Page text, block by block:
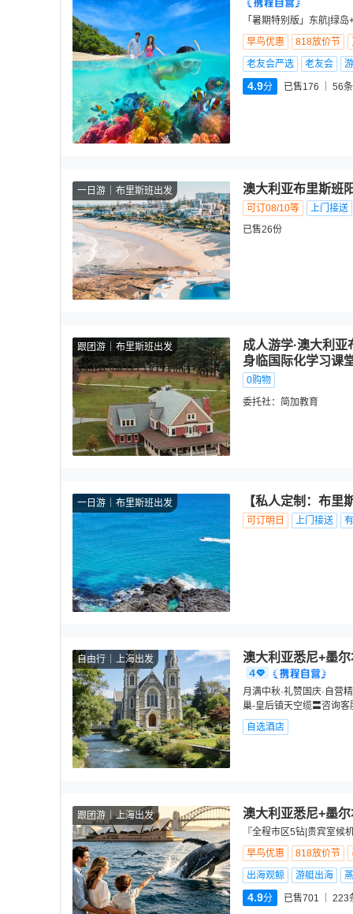
「暑期特别版」东航|绿
早鸟优惠
818放价节
老友会严选
老友会
4.9分 已售176 56
一日游 布里斯班出发 澳大利亚布里斯班
可订08/10等
上门接送
已售26份
跟团游 布里斯班出发
成人游学·澳大利亚
身临国际化学习课
0购物
委托社： 简加教育
一日游 布里斯班出发 【私人定制：布里
可订明日 上门接送
自由行 上海出发 澳大利亚悉尼+墨
月满中秋·礼赞国庆·自营
巢-皇后镇天空缆〓咨询
自选酒店
跟团游 上海出发 澳大利亚悉尼+墨
『全程市区5钻|贵宾室候
早鸟优惠
818放价节
出海观鲸
游艇出海
4.9分 已售701 223